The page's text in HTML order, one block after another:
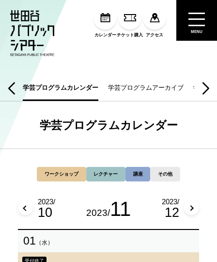
カレンダーチケット購入 アクセス
MENU
報 学芸プログラムカレンダー 学芸プログラムアーカイブ 学芸刊
学芸プログラムカレンダー
ワークショップ レクチャー 講座 その他
2023/
10 2023/11 2023/
12
01 （水）